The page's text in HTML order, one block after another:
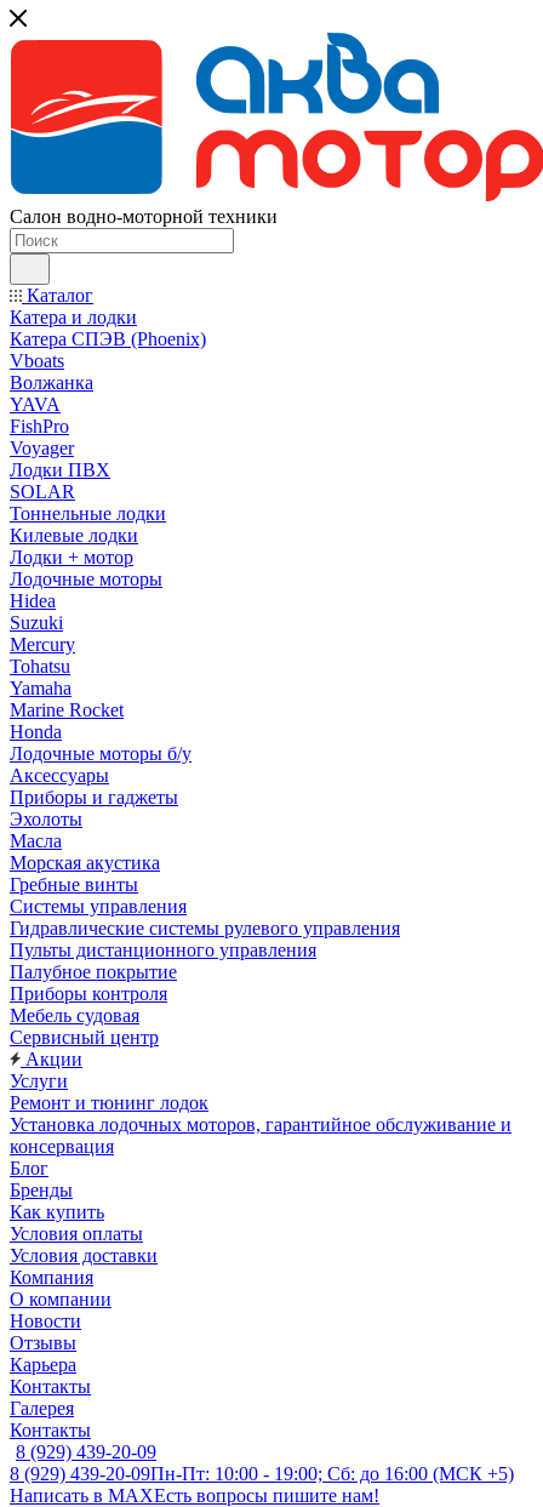
Салон водно-моторной техники
Каталог
Катера и лодки
Катера СПЭВ (Phoenix)
Vboats
Волжанка
YAVA
FishPro
Voyager
Лодки ПВХ
SOLAR
Тоннельные лодки
Килевые лодки
Лодки + мотор
Лодочные моторы
Hidea
Suzuki
Mercury
Tohatsu
Yamaha
Marine Rocket
Honda
Лодочные моторы б/у
Аксессуары
Приборы и гаджеты
Эхолоты
Масла
Морская акустика
Гребные винты
Системы управления
Гидравлические системы рулевого управления
Пульты дистанционного управления
Палубное покрытие
Приборы контроля
Мебель судовая
Сервисный центр
Акции
Услуги
Ремонт и тюнинг лодок
Установка лодочных моторов, гарантийное обслуживание и
консервация
Блог
Бренды
Как купить
Условия оплаты
Условия доставки
Компания
О компании
Новости
Отзывы
Карьера
Контакты
Галерея
Контакты
8 (929) 439-20-09
8 (929) 439-20-09Пн-Пт: 10:00 - 19:00; Сб: до 16:00 (МСК +5)
Написать в MAXЕсть вопросы пишите нам!